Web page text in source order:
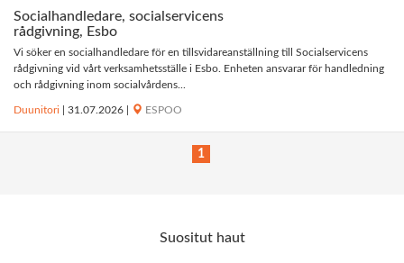
Socialhandledare, socialservicens
rådgivning, Esbo
Vi söker en socialhandledare för en tillsvidareanställning till Socialservicens
rådgivning vid vårt verksamhetsställe i Esbo. Enheten ansvarar för handledning
och rådgivning inom socialvårdens...
Duunitori 31.07.2026 ESPOO
1
Suositut haut